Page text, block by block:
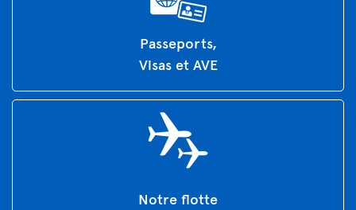
Passeports,
Visas et AVE
Notre flotte